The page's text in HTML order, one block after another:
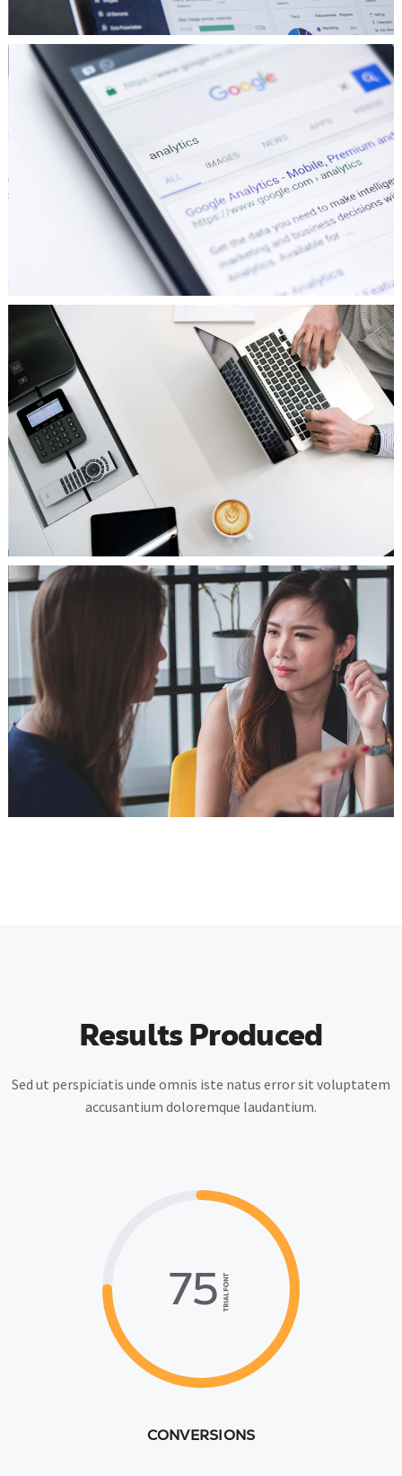
Results Produced
Sed ut perspiciatis unde omnis iste natus error sit voluptatem
accusantium doloremque laudantium.
75%
CONVERSIONS